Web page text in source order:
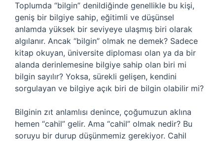
Toplumda “bilgin” denildiğinde genellikle bu kişi,
geniş bir bilgiye sahip, eğitimli ve düşünsel
anlamda yüksek bir seviyeye ulaşmış biri olarak
algılanır. Ancak “bilgin” olmak ne demek? Sadece
kitap okuyan, üniversite diploması olan ya da bir
alanda derinlemesine bilgiye sahip olan biri mi
bilgin sayılır? Yoksa, sürekli gelişen, kendini
sorgulayan ve bilgiye açık biri de bilgin olabilir mi?
Bilginin zıt anlamlısı denince, çoğumuzun aklına
hemen “cahil” gelir. Ama “cahil” olmak nedir? Bu
soruyu bir durup düşünmemiz gerekiyor. Cahil